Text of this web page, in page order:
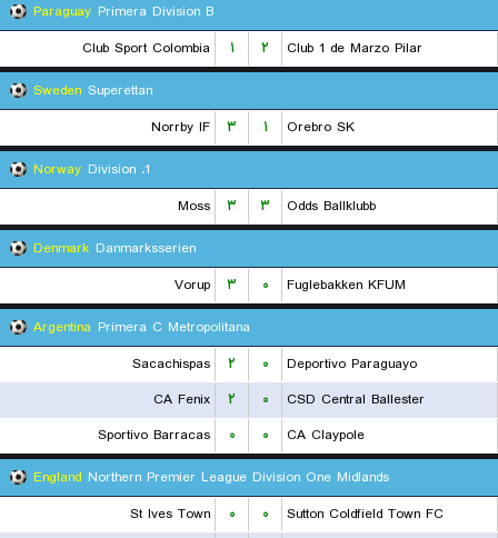
Paraguay Primera Division B
Club Sport Colombia
۱ ۲
Club 1 de Marzo Pilar
Sweden Superettan
Norrby IF
۳ ۱
Orebro SK
Norway
1. Division
Moss
۳ ۳
Odds Ballklubb
Denmark Danmarksserien
Vorup
۳ ۰
Fuglebakken KFUM
Argentina Primera C Metropolitana
Sacachispas
۲ ۰
Deportivo Paraguayo
CA Fenix
۲ ۰
CSD Central Ballester
Sportivo Barracas
۰ ۰
CA Claypole
England Northern Premier League Division One Midlands
St Ives Town
۰ ۰
Sutton Coldfield Town FC